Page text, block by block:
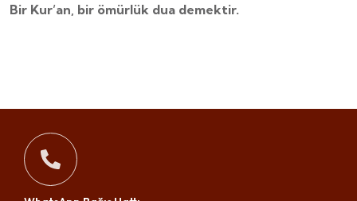
Bir Kur’an, bir ömürlük dua demektir.